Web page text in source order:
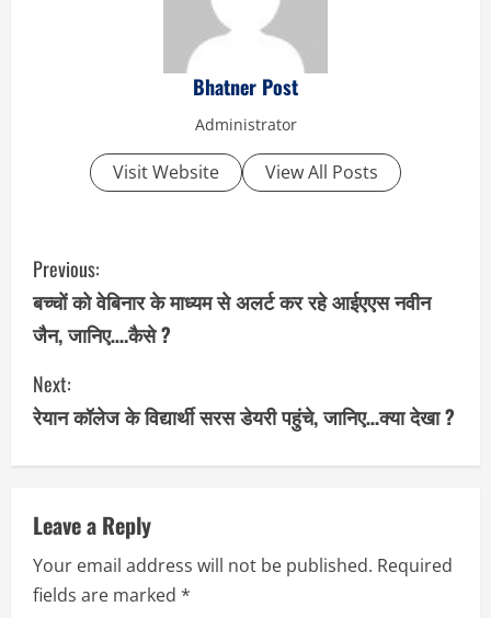
Bhatner Post
Administrator
Visit Website View All Posts
C
o
n
t
i
u
e
Previous:
बच्चों को वेबिनार के माध्यम से अलर्ट कर रहे आईएएस नवीन
जैन, जानिए….कैसे ?
Next:
रेयान कॉलेज के विद्यार्थी सरस डेयरी पहुंचे, जानिए…क्या देखा ?
Leave a Reply
Your email address will not be published. Required
fields are marked *